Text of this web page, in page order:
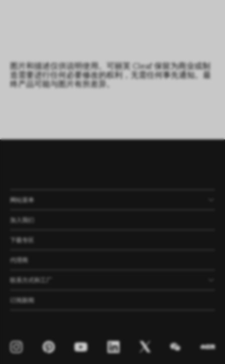
图片和描述仅供说明使用。可丽芙 Cleaf 保留为商业或制
造需要进行任何必要修改的权利，无需任何事先通知。最
终产品可能与图片有所差异。
网站菜单
产品
公司
资讯
案例
加入我们
下载专区
代理商
联系方式和工厂
订阅新闻